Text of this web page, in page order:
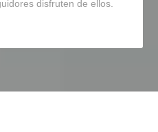
disfruten de ellos.